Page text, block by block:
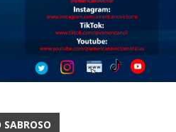
SABROSO